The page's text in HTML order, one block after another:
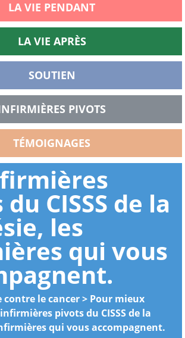
LA VIE PENDANT
LA VIE APRÈS
SOUTIEN
PIVOTS
TÉMOIGNAGES
CISSS de la
les
qui vous
contre le cancer> Pour mieux
pivots du CISSS de la
qui vous accompagnent.